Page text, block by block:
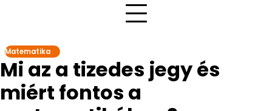
Matematika
Mi az a tizedes jegy és
miért fontos a